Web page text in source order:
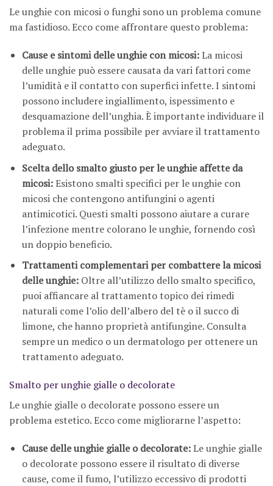
Le unghie con micosi o funghi sono un problema comune
ma fastidioso. Ecco come affrontare questo problema:
Cause e sintomi delle unghie con micosi:La micosi
delle unghie può essere causata da vari fattori come
l’umidità e il contatto con superfici infette. I sintomi
possono includere ingiallimento, ispessimento e
desquamazione dell’unghia. È importante individuare il
problema il prima possibile per avviare il trattamento
adeguato.
Scelta dello smalto giusto per le unghie affette da
micosi:Esistono smalti specifici per le unghie con
micosi che contengono antifungini o agenti
antimicotici. Questi smalti possono aiutare a curare
l’infezione mentre colorano le unghie, fornendo così
un doppio beneficio.
Trattamenti complementari per combattere la micosi
delle unghie:Oltre all’utilizzo dello smalto specifico,
puoi affiancare al trattamento topico dei rimedi
naturali come l’olio dell’albero del tè o il succo di
limone, che hanno proprietà antifungine. Consulta
sempre un medico o un dermatologo per ottenere un
trattamento adeguato.
Smalto per unghie gialle o decolorate
Le unghie gialle o decolorate possono essere un
problema estetico. Ecco come migliorarne l’aspetto:
Cause delle unghie gialle o decolorate:Le unghie gialle
o decolorate possono essere il risultato di diverse
cause, come il fumo, l’utilizzo eccessivo di prodotti